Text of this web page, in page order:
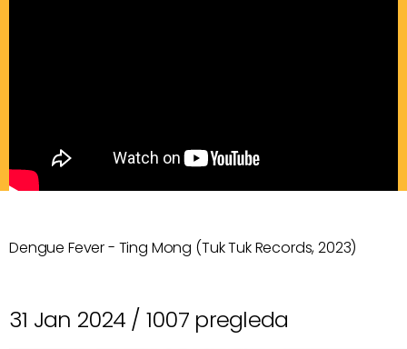
Dengue Fever - Ting Mong (Tuk Tuk Records, 2023)
31 Jan 2024 / 1007 pregleda